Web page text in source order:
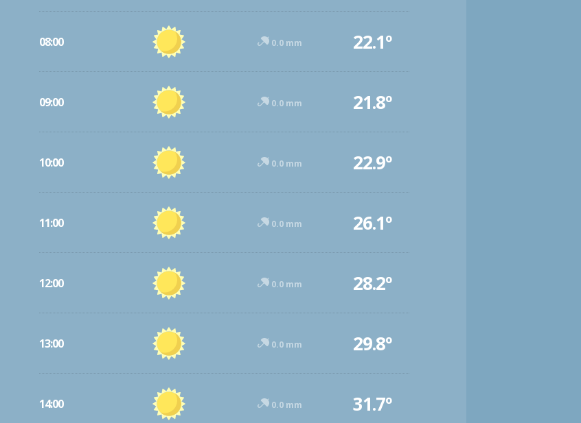
08:00 0.0 mm 22.1º
09:00 0.0 mm 21.8º
10:00 0.0 mm 22.9º
11:00 0.0 mm 26.1º
12:00 0.0 mm 28.2º
13:00 0.0 mm 29.8º
14:00 0.0 mm 31.7º